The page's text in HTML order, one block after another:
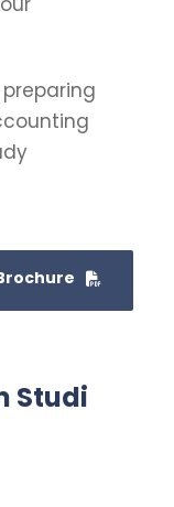
Studi